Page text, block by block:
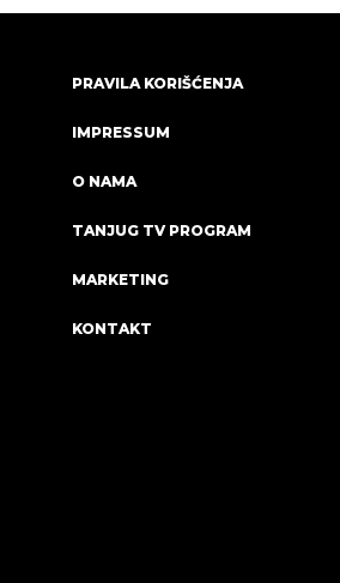
PRAVILA KORIŠĆENJA
IMPRESSUM
O NAMA
TANJUG TV PROGRAM
MARKETING
KONTAKT